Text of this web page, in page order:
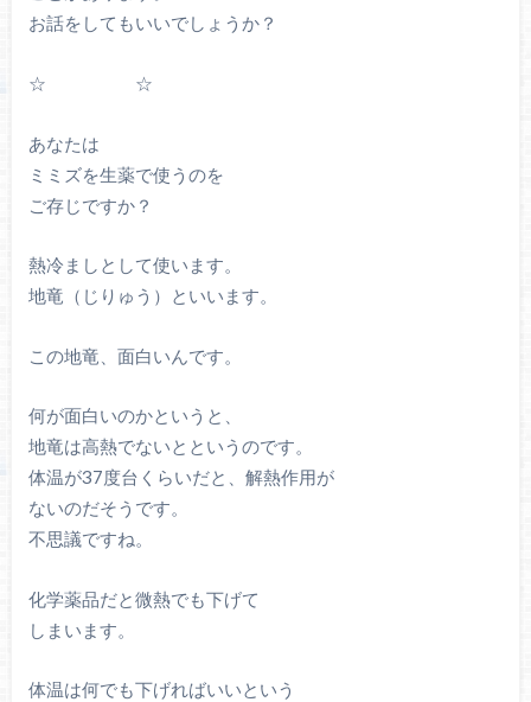
お話をしてもいいでしょうか？
☆ ☆
あなたは
ミミズを生薬で使うのを
ご存じですか？
熱冷ましとして使います。
地竜（じりゅう）といいます。
この地竜、面白いんです。
何が面白いのかというと、
地竜は高熱でないとというのです。
体温が37度台くらいだと、解熱作用が
ないのだそうです。
不思議ですね。
化学薬品だと微熱でも下げて
しまいます。
体温は何でも下げればいいという